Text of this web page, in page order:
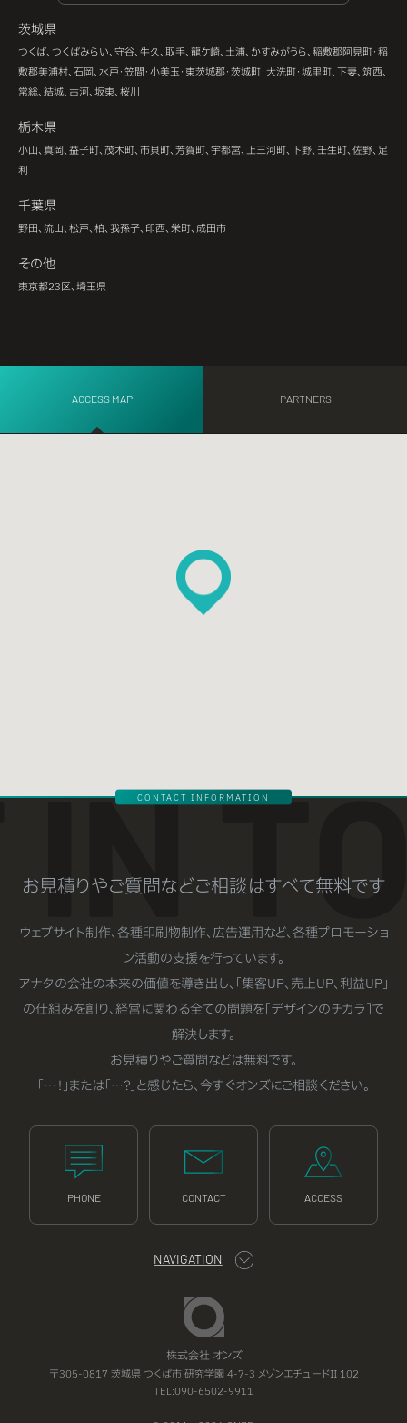
茨城県
つくば、つくばみらい、守谷、牛久、取手、龍ケ崎、土浦、かすみがうら、稲敷郡阿見町・稲
敷郡美浦村、石岡、水戸・笠間・小美玉・東茨城郡・茨城町・大洗町・城里町、下妻、筑西、
常総、結城、古河、坂東、桜川
栃木県
小山、真岡、益子町、茂木町、市貝町、芳賀町、宇都宮、上三河町、下野、壬生町、佐野、足
利
千葉県
野田、流山、松戸、柏、我孫子、印西、栄町、成田市
その他
東京都23区、埼玉県
ACCESS MAP PARTNERS
CONTACT INFORMATION
GET IN TOUCH
お見積りやご質問などご相談はすべて無料です
ウェブサイト制作、各種印刷物制作、広告運用など、各種プロモーショ
ン活動の支援を行っています。
アナタの会社の本来の価値を導き出し、「集客UP、売上UP、利益UP」
の仕組みを創り、経営に関わる全ての問題を［デザインのチカラ］で
解決します。
お見積りやご質問などは無料です。
「…！」または「…？」と感じたら、今すぐオンズにご相談ください。
PHONE CONTACT ACCESS
NAVIGATION
ONZE
株式会社 オンズ
〒305-0817 茨城県 つくば市 研究学園 4-7-3 メゾンエチュードII 102
TEL:090-6502-9911